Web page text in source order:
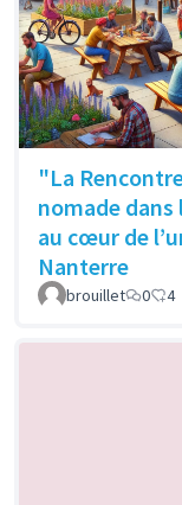
"La
nomade
au cœur de
Nanterre
brouillet 0 4